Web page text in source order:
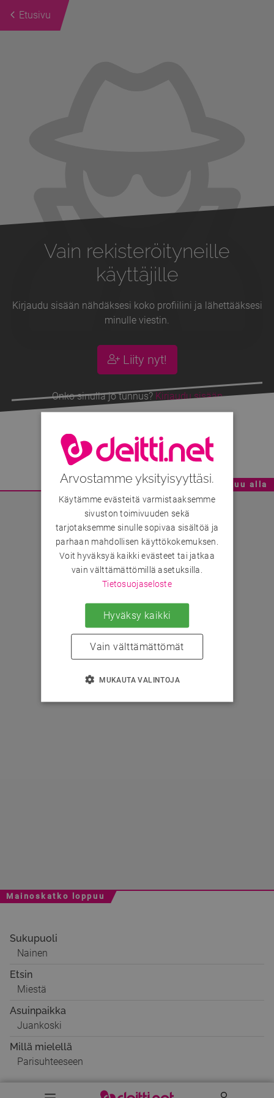
Etusivu
Vain rekisteröityneille
käyttäjille
Kirjaudu sisään nähdäksesi koko profiilini ja lähettääksesi
minulle viestin.
Liity nyt!
Onko sinulla jo tunnus? Kirjaudu sisään
heli olen , 32v
Mainoskatko - Sisältö jatkuu alla
Mainoskatko loppuu
Sukupuoli
Nainen
Etsin
Miestä
Asuinpaikka
Juankoski
Millä mielellä
Parisuhteeseen
Arvostamme yksityisyyttäsi.
Käytämme evästeitä varmistaaksemme
sivuston toimivuuden sekä
tarjotaksemme sinulle sopivaa sisältöä ja
parhaan mahdollisen käyttökokemuksen.
Voit hyväksyä kaikki evästeet tai jatkaa
vain välttämättömillä asetuksilla.
Tietosuojaseloste
Hyväksy kaikki
Vain välttämättömät
MUKAUTA VALINTOJA